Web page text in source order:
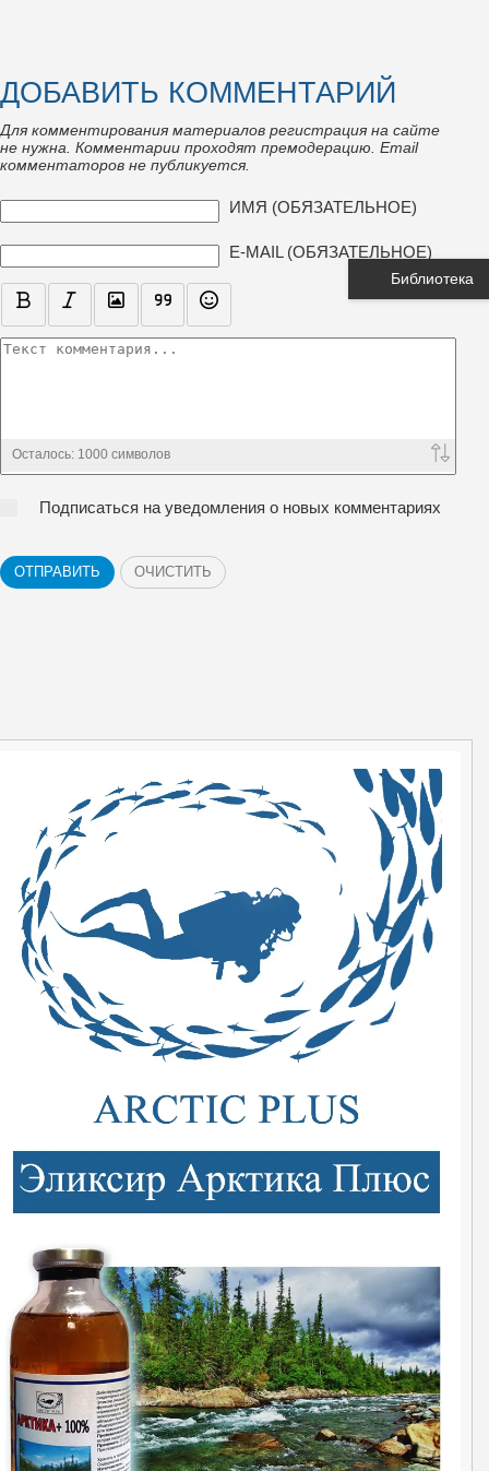
ДОБАВИТЬ КОММЕНТАРИЙ
Для комментирования материалов регистрация на сайте
не нужна. Комментарии проходят премодерацию. Email
комментаторов не публикуется.
ИМЯ (ОБЯЗАТЕЛЬНОЕ)
E-MAIL (ОБЯЗАТЕЛЬНОЕ)
ТЕКСТ КОММЕНТАРИЯ
Осталось: 1000 символов
Подписаться на уведомления о новых комментариях
ОТПРАВИТЬ ОЧИСТИТЬ
Библиотека